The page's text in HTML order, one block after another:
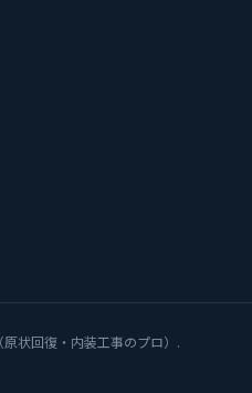
状回復・内装工事のプロ）.